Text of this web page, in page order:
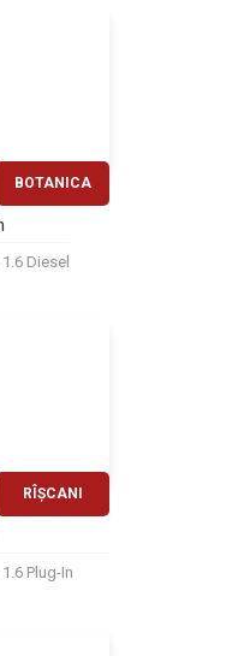
BOTANICA
1.6 Diesel
RÎȘCANI
1.6 Plug-In